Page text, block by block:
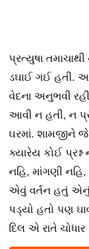
પ્રત્યુષા
ડઘાઈ ગઈ હતી.
વેદના અનુભવી
આવી ન હતી, ન
ઘરમાં. શામજીને
ક્યારેય કોઈ
નહિ, માંગણી
એવું વર્તન હતું
પડ્યો હતો પણ
દિલ એ રાતે